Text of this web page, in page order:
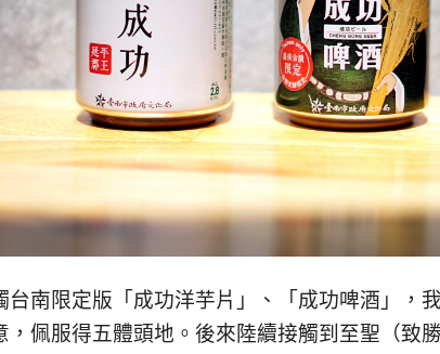
台南限定版「成功洋芋片」、「成功啤酒」，
，佩服得五體頭地。後來陸續接觸到至聖（致